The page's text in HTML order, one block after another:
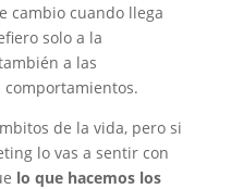
cambio cuando llega
solo a la
a las
de la vida, pero si
lo vas a sentir con
lo que hacemos los